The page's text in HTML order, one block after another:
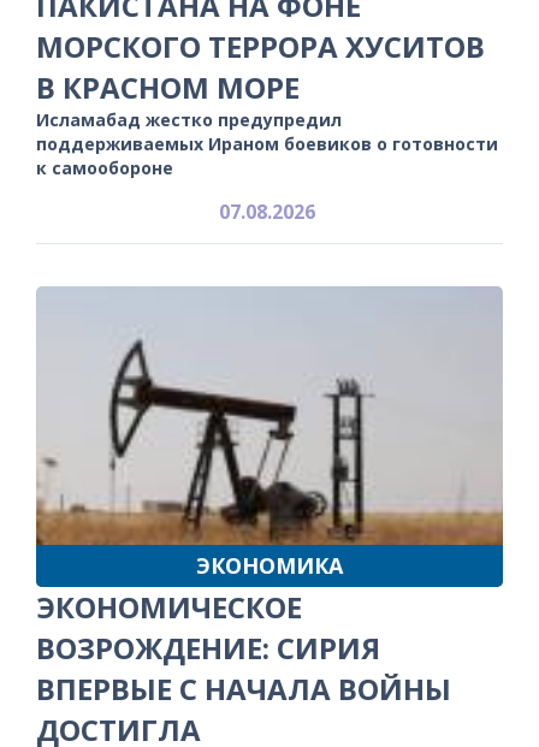
МОРСКОГО ТЕРРОРА ХУСИТОВ
В КРАСНОМ МОРЕ
Исламабад жестко предупредил
поддерживаемых Ираном боевиков о готовности
к самообороне
07.08.2026
ЭКОНОМИКА
ЭКОНОМИЧЕСКОЕ
ВОЗРОЖДЕНИЕ: СИРИЯ
ВПЕРВЫЕ С НАЧАЛА ВОЙНЫ
ДОСТИГЛА